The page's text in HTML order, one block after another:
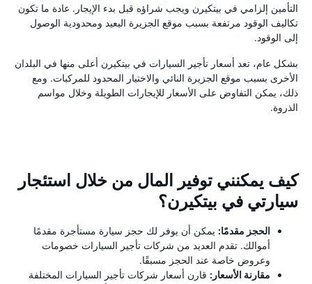
التأمين إلزامي في بيتكيرن ويجب شراؤه قبل بدء الإيجار. عادة ما تكون
تكاليف الوقود مرتفعة بسبب موقع الجزيرة البعيد ومحدودية الوصول
إلى الوقود.
بشكل عام، تعد أسعار تأجير السيارات في بيتكيرن أعلى منها في البلدان
الأخرى بسبب موقع الجزيرة النائي والاختيار المحدود للمركبات. ومع
ذلك، يمكن التفاوض على الأسعار للإيجارات الطويلة وخلال مواسم
الذروة.
كيف يمكنني توفير المال من خلال استئجار
سيارتي في بيتكيرن؟
الحجز مقدمًا: يمكن أن يوفر لك حجز سيارة مستأجرة مقدمًا
أموالك. تقدم العديد من شركات تأجير السيارات خصومات
وعروض خاصة عند الحجز مسبقًا.
مقارنة الأسعار: قارن أسعار شركات تأجير السيارات المختلفة